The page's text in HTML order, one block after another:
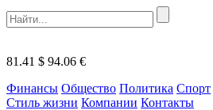
81.41 $ 94.06 €
Финансы Общество Политика Спорт
Стиль жизни Компании Контакты